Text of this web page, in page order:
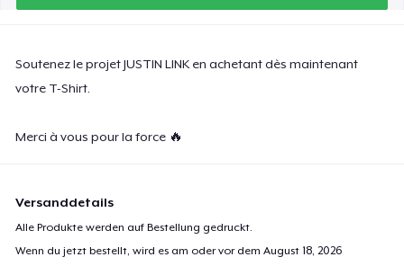
Soutenez le projet JUSTIN LINK en achetant dès maintenant
votre T-Shirt.
Merci à vous pour la force 🔥
Versanddetails
Alle Produkte werden auf Bestellung gedruckt.
Wenn du jetzt bestellt, wird es am oder vor demAugust 18, 2026